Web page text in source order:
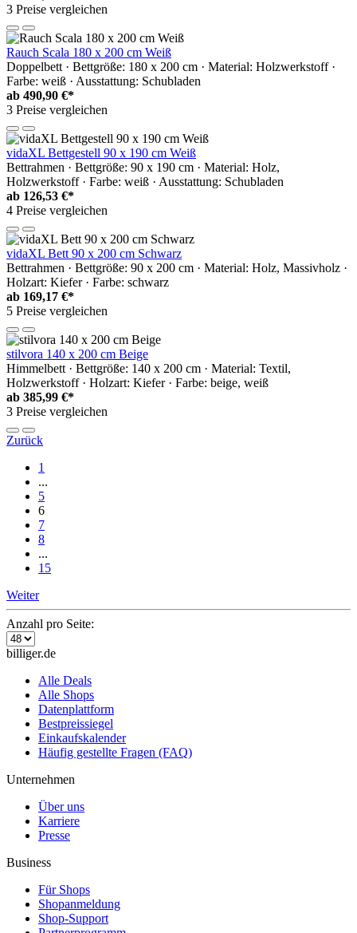
3 Preise vergleichen
Rauch Scala 180 x 200 cm Weiß
Doppelbett · Bettgröße: 180 x 200 cm · Material: Holzwerkstoff ·
Farbe: weiß · Ausstattung: Schubladen
ab 490,90 €*
3 Preise vergleichen
vidaXL Bettgestell 90 x 190 cm Weiß
Bettrahmen · Bettgröße: 90 x 190 cm · Material: Holz,
Holzwerkstoff · Farbe: weiß · Ausstattung: Schubladen
ab 126,53 €*
4 Preise vergleichen
vidaXL Bett 90 x 200 cm Schwarz
Bettrahmen · Bettgröße: 90 x 200 cm · Material: Holz, Massivholz ·
Holzart: Kiefer · Farbe: schwarz
ab 169,17 €*
5 Preise vergleichen
stilvora 140 x 200 cm Beige
Himmelbett · Bettgröße: 140 x 200 cm · Material: Textil,
Holzwerkstoff · Holzart: Kiefer · Farbe: beige, weiß
ab 385,99 €*
3 Preise vergleichen
Zurück
1
...
5
6
7
8
...
15
Weiter
Anzahl pro Seite:
billiger.de
Alle Deals
Alle Shops
Datenplattform
Bestpreissiegel
Einkaufskalender
Häufig gestellte Fragen (FAQ)
Unternehmen
Über uns
Karriere
Presse
Business
Für Shops
Shopanmeldung
Shop-Support